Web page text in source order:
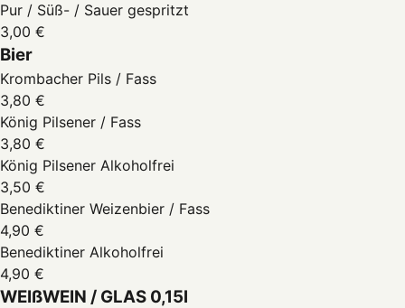
Pur / Süß- / Sauer gespritzt
3,00 €
Bier
Krombacher Pils / Fass
3,80 €
König Pilsener / Fass
3,80 €
König Pilsener Alkoholfrei
3,50 €
Benediktiner Weizenbier / Fass
4,90 €
Benediktiner Alkoholfrei
4,90 €
WEIßWEIN / GLAS 0,15l